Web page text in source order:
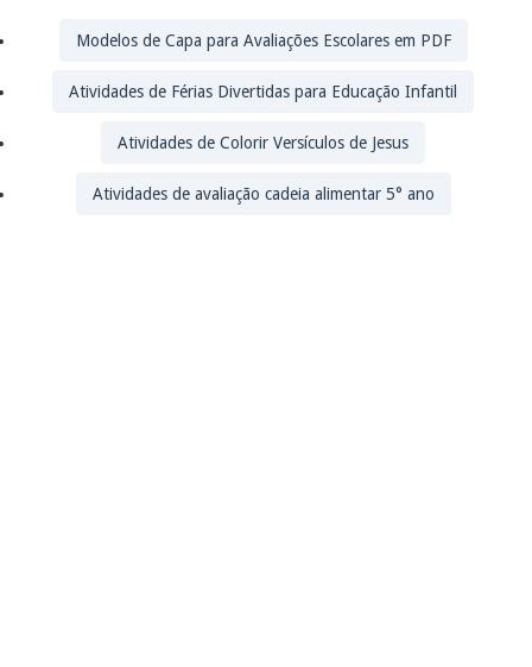
Modelos de Capa para Avaliações Escolares em PDF
Atividades de Férias Divertidas para Educação Infantil
Atividades de Colorir Versículos de Jesus
Atividades de avaliação cadeia alimentar 5° ano